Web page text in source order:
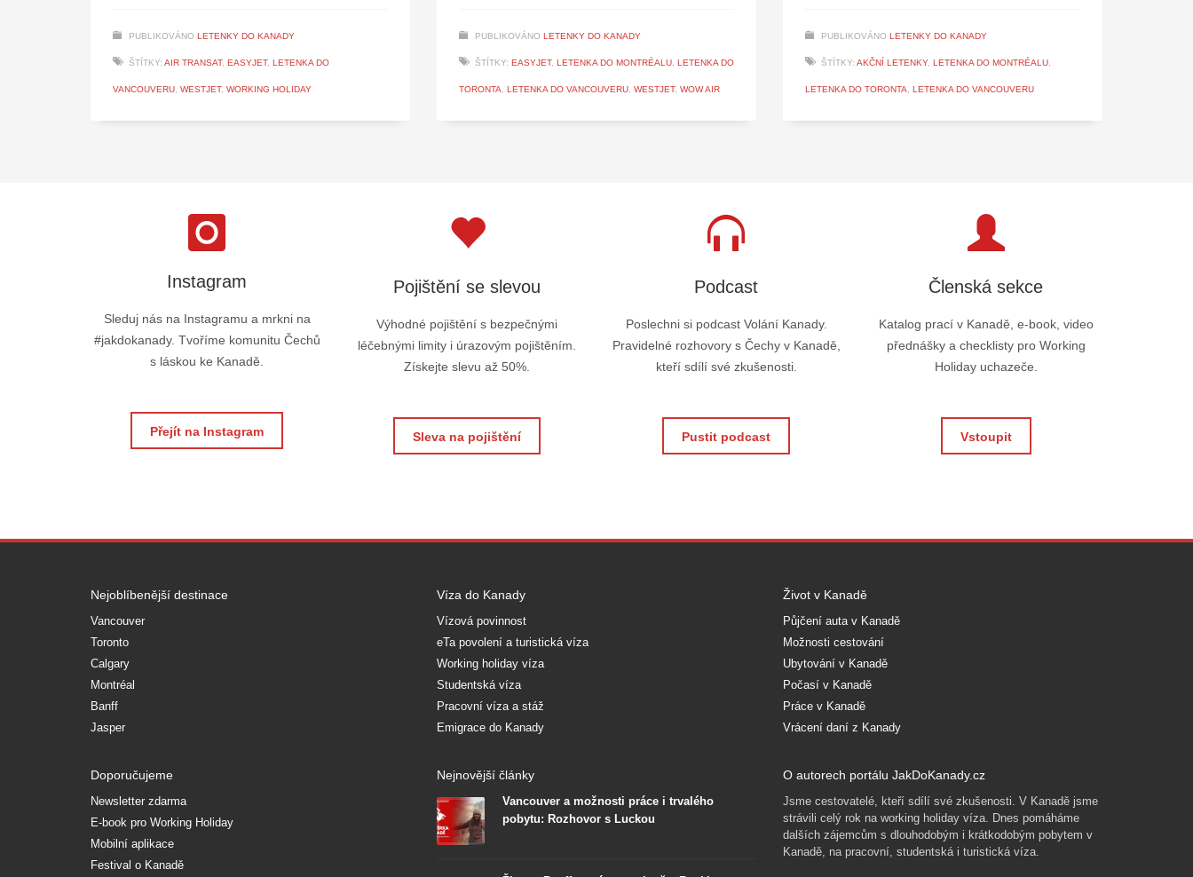
PUBLIKOVÁNO LETENKY DO KANADY
ŠTÍTKY: AIR TRANSAT, EASYJET, LETENKA DO
VANCOUVERU, WESTJET, WORKING HOLIDAY
PUBLIKOVÁNO LETENKY DO KANADY
ŠTÍTKY: EASYJET, LETENKA DO MONTRÉALU, LETENKA DO
TORONTA, LETENKA DO VANCOUVERU, WESTJET, WOW AIR
PUBLIKOVÁNO LETENKY DO KANADY
ŠTÍTKY: AKČNÍ LETENKY, LETENKA DO MONTRÉALU,
LETENKA DO TORONTA, LETENKA DO VANCOUVERU
Instagram
Sleduj nás na Instagramu a mrkni na
#jakdokanady. Tvoříme komunitu Čechů
s láskou ke Kanadě.
Přejít na Instagram
Pojištění se slevou
Výhodné pojištění s bezpečnými
léčebnými limity i úrazovým pojištěním.
Získejte slevu až 50%.
Sleva na pojištění
Podcast
Poslechni si podcast Volání Kanady.
Pravidelné rozhovory s Čechy v Kanadě,
kteří sdílí své zkušenosti.
Pustit podcast
Členská sekce
Katalog prací v Kanadě, e-book, video
přednášky a checklisty pro Working
Holiday uchazeče.
Vstoupit
Nejoblíbenější destinace
Vancouver
Toronto
Calgary
Montréal
Banff
Jasper
Víza do Kanady
Vízová povinnost
eTa povolení a turistická víza
Working holiday víza
Studentská víza
Pracovní víza a stáž
Emigrace do Kanady
Život v Kanadě
Půjčení auta v Kanadě
Možnosti cestování
Ubytování v Kanadě
Počasí v Kanadě
Práce v Kanadě
Vrácení daní z Kanady
Doporučujeme
Newsletter zdarma
E-book pro Working Holiday
Mobilní aplikace
Festival o Kanadě
Nejnovější články
Vancouver a možnosti práce i trvalého
pobytu: Rozhovor s Luckou
O autorech portálu JakDoKanady.cz
Jsme cestovatelé, kteří sdílí své zkušenosti. V Kanadě jsme
strávili celý rok na working holiday víza. Dnes pomáháme
dalších zájemcům s dlouhodobým i krátkodobým pobytem v
Kanadě, na pracovní, studentská i turistická víza.